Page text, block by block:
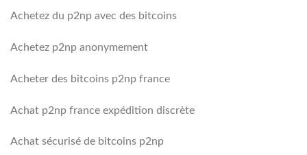
Achetez du p2np avec des bitcoins
Achetez p2np anonymement
Acheter des bitcoins p2np france
Achat p2np france expédition discrète
Achat sécurisé de bitcoins p2np